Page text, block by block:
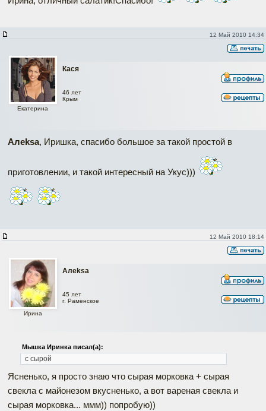
12 Май 2010 14:34
Кася
Екатерина
46 лет
Крым
Алеksa, Иришка, спасибо большое за такой простой в
приготовлении, и такой интересный на Укус)))
12 Май 2010 18:14
Алеksa
Ирина
45 лет
г. Раменское
Мышка Иринка писал(а):
с сырой
Ясненько, я просто знаю что сырая морковка + сырая
свекла с майонезом вкусненько, а вот вареная свекла и
сырая морковка... ммм)) попробую))